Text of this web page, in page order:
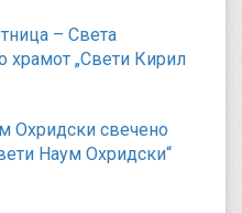
– Света
храмот „Свети Кирил
Охридски свечено
Наум Охридски“